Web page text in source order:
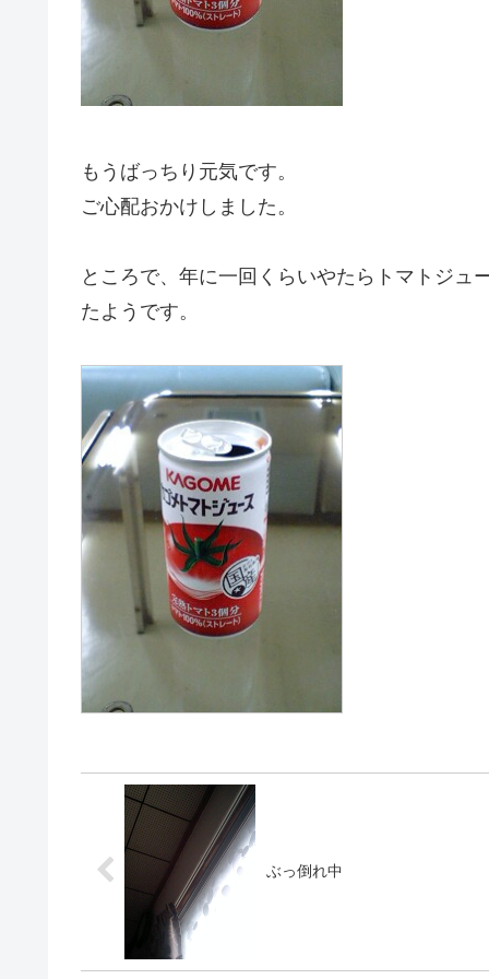
もうばっちり元気です。
ご心配おかけしました。
ところで、年に一回くらいやたらトマトジュ
たようです。
ぶっ倒れ中